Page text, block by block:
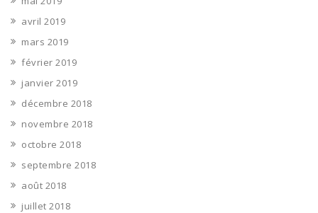
avril 2019
mars 2019
février 2019
janvier 2019
décembre 2018
novembre 2018
octobre 2018
septembre 2018
août 2018
juillet 2018